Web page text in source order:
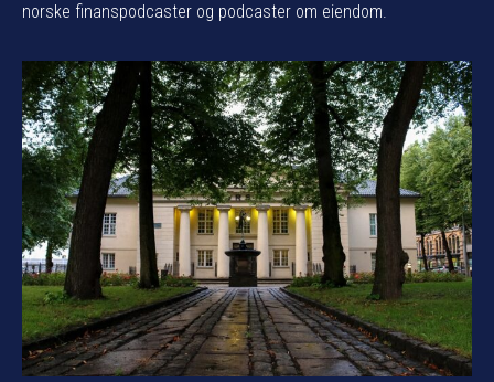
norske finanspodcaster og podcaster om eiendom.